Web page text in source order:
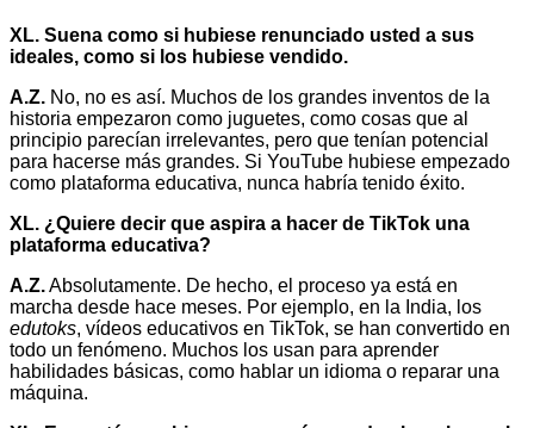
XL. Suena como si hubiese renunciado usted a sus
ideales, como si los hubiese vendido.
A.Z. No, no es así. Muchos de los grandes inventos de la
historia empezaron como juguetes, como cosas que al
principio parecían irrelevantes, pero que tenían potencial
para hacerse más grandes. Si YouTube hubiese empezado
como plataforma educativa, nunca habría tenido éxito.
XL. ¿Quiere decir que aspira a hacer de TikTok una
plataforma educativa?
A.Z.Absolutamente. De hecho, el proceso ya está en
marcha desde hace meses. Por ejemplo, en la India, los
edutoks, vídeos educativos en TikTok, se han convertido en
todo un fenómeno. Muchos los usan para aprender
habilidades básicas, como hablar un idioma o reparar una
máquina.